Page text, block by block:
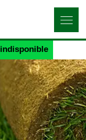
indisponible